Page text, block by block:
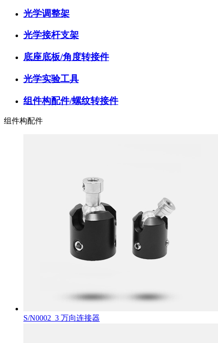
光学调整架
光学接杆支架
底座底板/角度转接件
光学实验工具
组件构配件/螺纹转接件
组件构配件
S/N0002_3 万向连接器